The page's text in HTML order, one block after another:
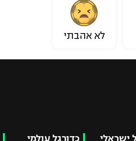
לא אהבתי
ישראלי כדורגל עולמי